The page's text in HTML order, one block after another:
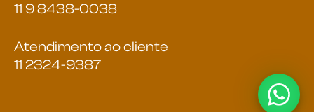
11 9 8438-0038
Atendimento ao cliente
11 2324-9387